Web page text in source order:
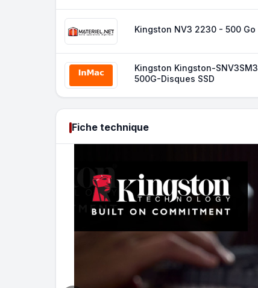
Kingston NV3 2230 - 500 Go
Kingston Kingston-SNV3SM3
500G-Disques SSD
Fiche technique